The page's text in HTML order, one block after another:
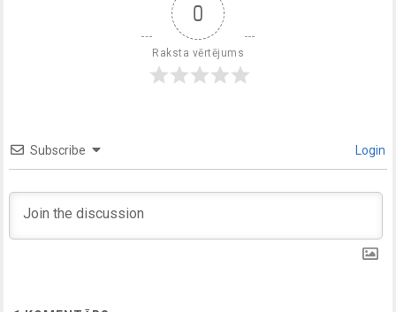
0
Raksta vērtējums
Subscribe Login